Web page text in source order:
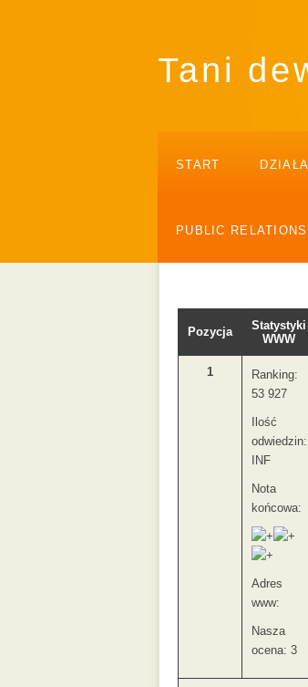
Tani
START
PUBLIC RELATIONS
Pozycja
Statystyki
WWW
1
Ranking:
53 927
Ilość
odwiedzin:
INF
Nota
końcowa:
Adres
www:
Nasza
ocena: 3